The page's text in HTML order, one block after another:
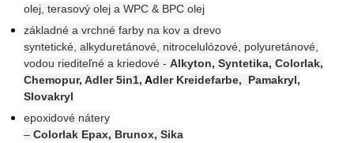
olej, terasový olej a WPC & BPC olej
základné a vrchné farby na kov a drevo
syntetické, alkyduretánové, nitrocelulózové, polyuretánové,
vodou riediteľné a kriedové - Alkyton, Syntetika, Colorlak,
Chemopur, Adler 5in1, Adler Kreidefarbe, Pamakryl,
Slovakryl
epoxidové nátery
– Colorlak Epax, Brunox, Sika